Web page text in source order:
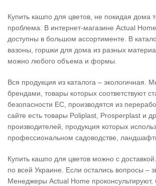
Купить кашпо для цветов, не покидая дома
проблема. В интернет-магазине Actual Home
доступны в большом ассортименте. В
вазоны, горшки для дома из разных
можно любого объема и формы.
Вся продукция из каталога – экологичная.
брендами, товары которых соответствуют
безопасности ЕС, производятся из
сайте есть товары Poliplast, Prosperplast и
производителей, продукция которых
профессиональном садоводстве,
Купить кашпо для цветов можно с
по всей Украине. Если остались вопросы –
Менеджеры Actual Home проконсультируют,